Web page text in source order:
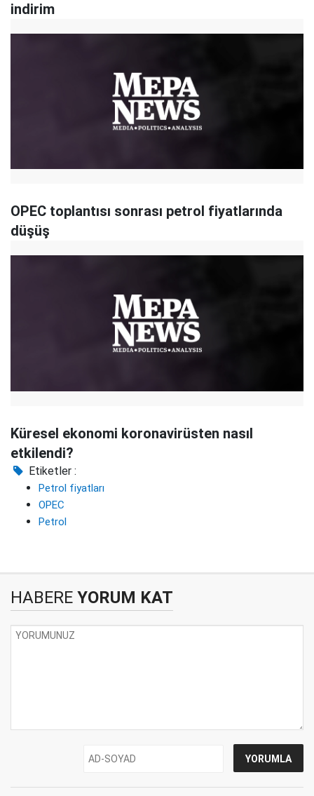
indirim
OPEC toplantısı sonrası petrol fiyatlarında
düşüş
Küresel ekonomi koronavirüsten nasıl
etkilendi?
Etiketler :
Petrol fiyatları
OPEC
Petrol
HABERE YORUM KAT